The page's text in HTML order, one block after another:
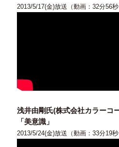
2013/5/17(金)放送（動画：32分56秒
浅井由剛氏(株式会社カラーコ
「美意識」
2013/5/24(金)放送（動画：33分19秒